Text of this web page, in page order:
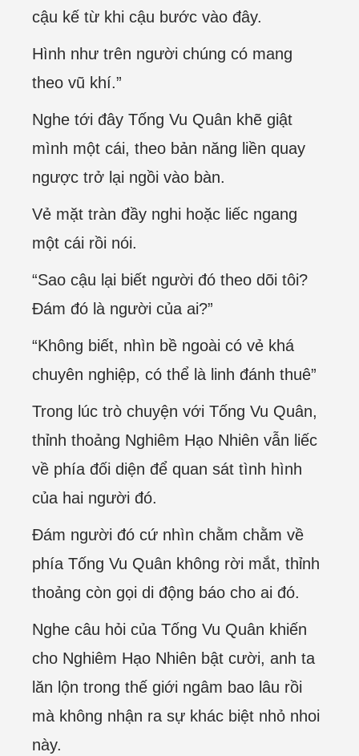
cậu kế từ khi cậu bước vào đây.
Hình như trên người chúng có mang
theo vũ khí.”
Nghe tới đây Tống Vu Quân khẽ giật
mình một cái, theo bản năng liền quay
ngược trở lại ngồi vào bàn.
Vẻ mặt tràn đầy nghi hoặc liếc ngang
một cái rồi nói.
“Sao cậu lại biết người đó theo dõi tôi?
Đám đó là người của ai?”
“Không biết, nhìn bề ngoài có vẻ khá
chuyên nghiệp, có thể là linh đánh thuê”
Trong lúc trò chuyện với Tống Vu Quân,
thỉnh thoảng Nghiêm Hạo Nhiên vẫn liếc
về phía đối diện để quan sát tình hình
của hai người đó.
Đám người đó cứ nhìn chằm chằm về
phía Tống Vu Quân không rời mắt, thỉnh
thoảng còn gọi di động báo cho ai đó.
Nghe câu hỏi của Tống Vu Quân khiến
cho Nghiêm Hạo Nhiên bật cười, anh ta
lăn lộn trong thế giới ngâm bao lâu rồi
mà không nhận ra sự khác biệt nhỏ nhoi
này.